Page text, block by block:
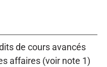
de cours avancés
affaires (voir note 1)